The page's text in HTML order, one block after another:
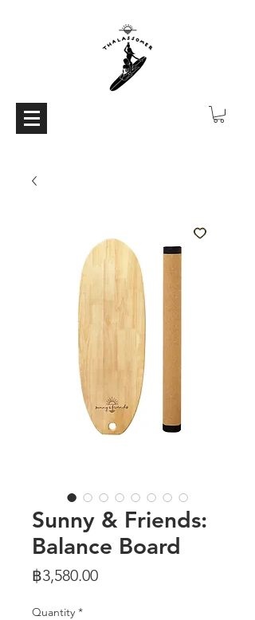
Sunny & Friends:
Balance Board
฿3,580.00Price
Quantity *